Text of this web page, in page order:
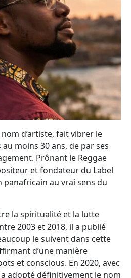
d’artiste, fait vibrer le
moins 30 ans, de par ses
Prônant le Reggae
et fondateur du Label
panafricain au vrai sens du
la spiritualité et la lutte
2003 et 2018, il a publié
le suivent dans cette
d’une manière
et conscious. En 2020, avec
a adopté définitivement le nom